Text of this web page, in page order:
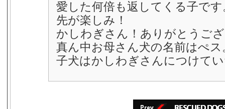
愛した何倍も返してくる子です
先が楽しみ！
かしわぎさん！ありがとうご
真ん中お母さん犬の名前はぺス
子犬はかしわぎさんにつけて